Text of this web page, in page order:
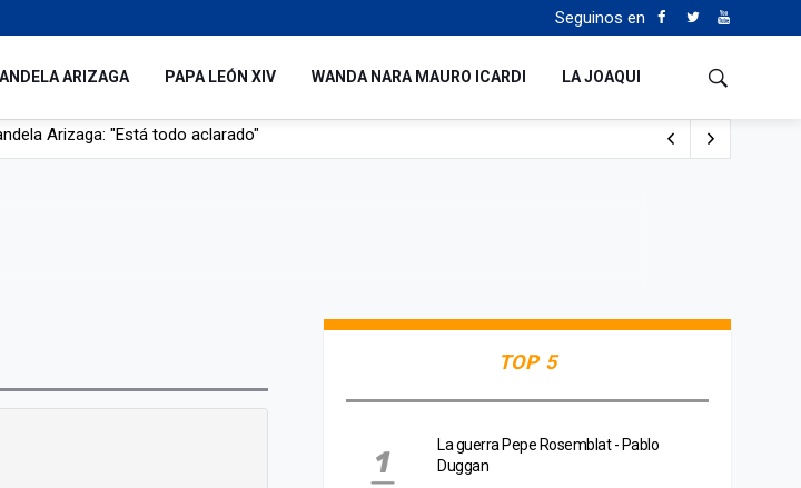
Seguinos en
ARIZAGA PAPA LEÓN XIV WANDA NARA MAURO ICARDI LA JOAQUI
Buenos Aires tras el conflicto de Javier Milei y Lula da Silva
TOP 5
La guerra Pepe Rosemblat - Pablo
Duggan